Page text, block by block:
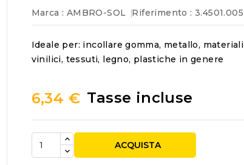
Marca : AMBRO-SOL Riferimento : 3.4501.005
Ideale per: incollare gomma, metallo, materiali
vinilici, tessuti, legno, plastiche in genere
6,34 € Tasse incluse
ACQUISTA